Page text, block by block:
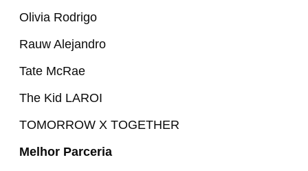
Olivia Rodrigo
Rauw Alejandro
Tate McRae
The Kid LAROI
TOMORROW X TOGETHER
Melhor Parceria